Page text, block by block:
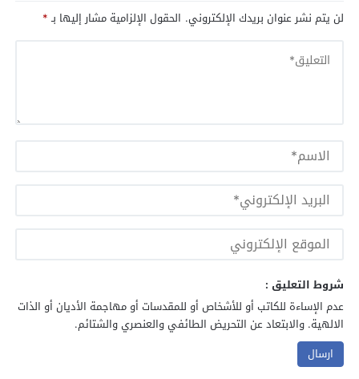
لن يتم نشر عنوان بريدك الإلكتروني. الحقول الإلزامية مشار إليها بـ*
شروط التعليق :
عدم الإساءة للكاتب أو للأشخاص أو للمقدسات أو مهاجمة الأديان أو الذات
الالهية. والابتعاد عن التحريض الطائفي والعنصري والشتائم.